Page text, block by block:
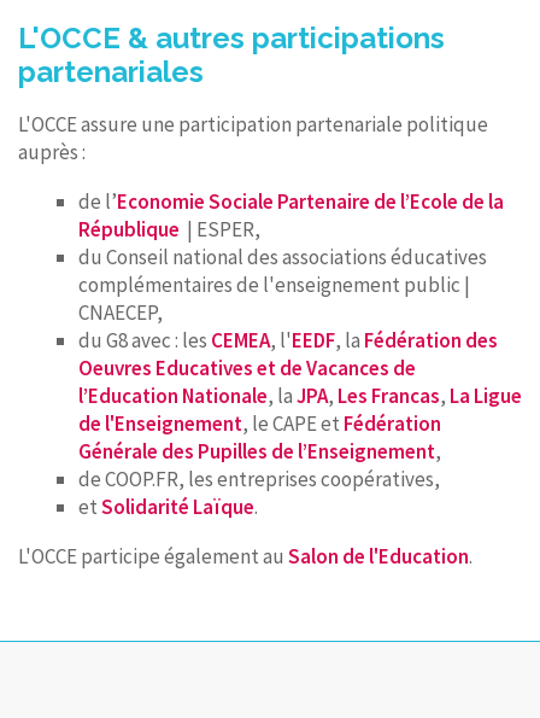
L'OCCE & autres participations
partenariales
L'OCCE assure une participation partenariale politique
auprès :
de l’Economie Sociale Partenaire de l’Ecole de la
République | ESPER,
du Conseil national des associations éducatives
complémentaires de l'enseignement public |
CNAECEP,
du G8 avec : les CEMEA, l'EEDF, la Fédération des
Oeuvres Educatives et de Vacances de
l’Education Nationale, laJPA, Les Francas, La Ligue
de l'Enseignement, le CAPE et Fédération
Générale des Pupilles de l’Enseignement,
de COOP.FR, les entreprises coopératives,
etSolidarité Laïque.
L'OCCE participe également au Salon de l'Education.